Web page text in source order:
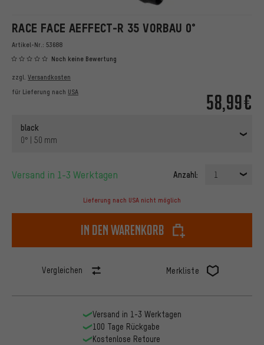
RACE FACE AEFFECT-R 35 VORBAU 0°
Artikel-Nr.: 53688
Noch keine Bewertung
58,99€
zzgl. Versandkosten
für Lieferung nach USA
black
0° | 50 mm
Versand in 1-3 Werktagen Anzahl: 1
Lieferung nach USA nicht möglich
In den Warenkorb
Vergleichen Merkliste
Versand in 1-3 Werktagen
100 Tage Rückgabe
Kostenlose Retoure